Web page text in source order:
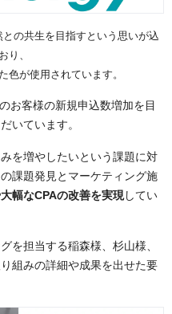
の共生を目指すという思いが込
り、
色が使用されています。
お客様の新規申込数増加を目
いています。
を増やしたいという課題に対
課題発見とマーケティング施
幅なCPAの改善を実現してい
を担当する稲森様、杉山様、
組みの詳細や成果を出せた要